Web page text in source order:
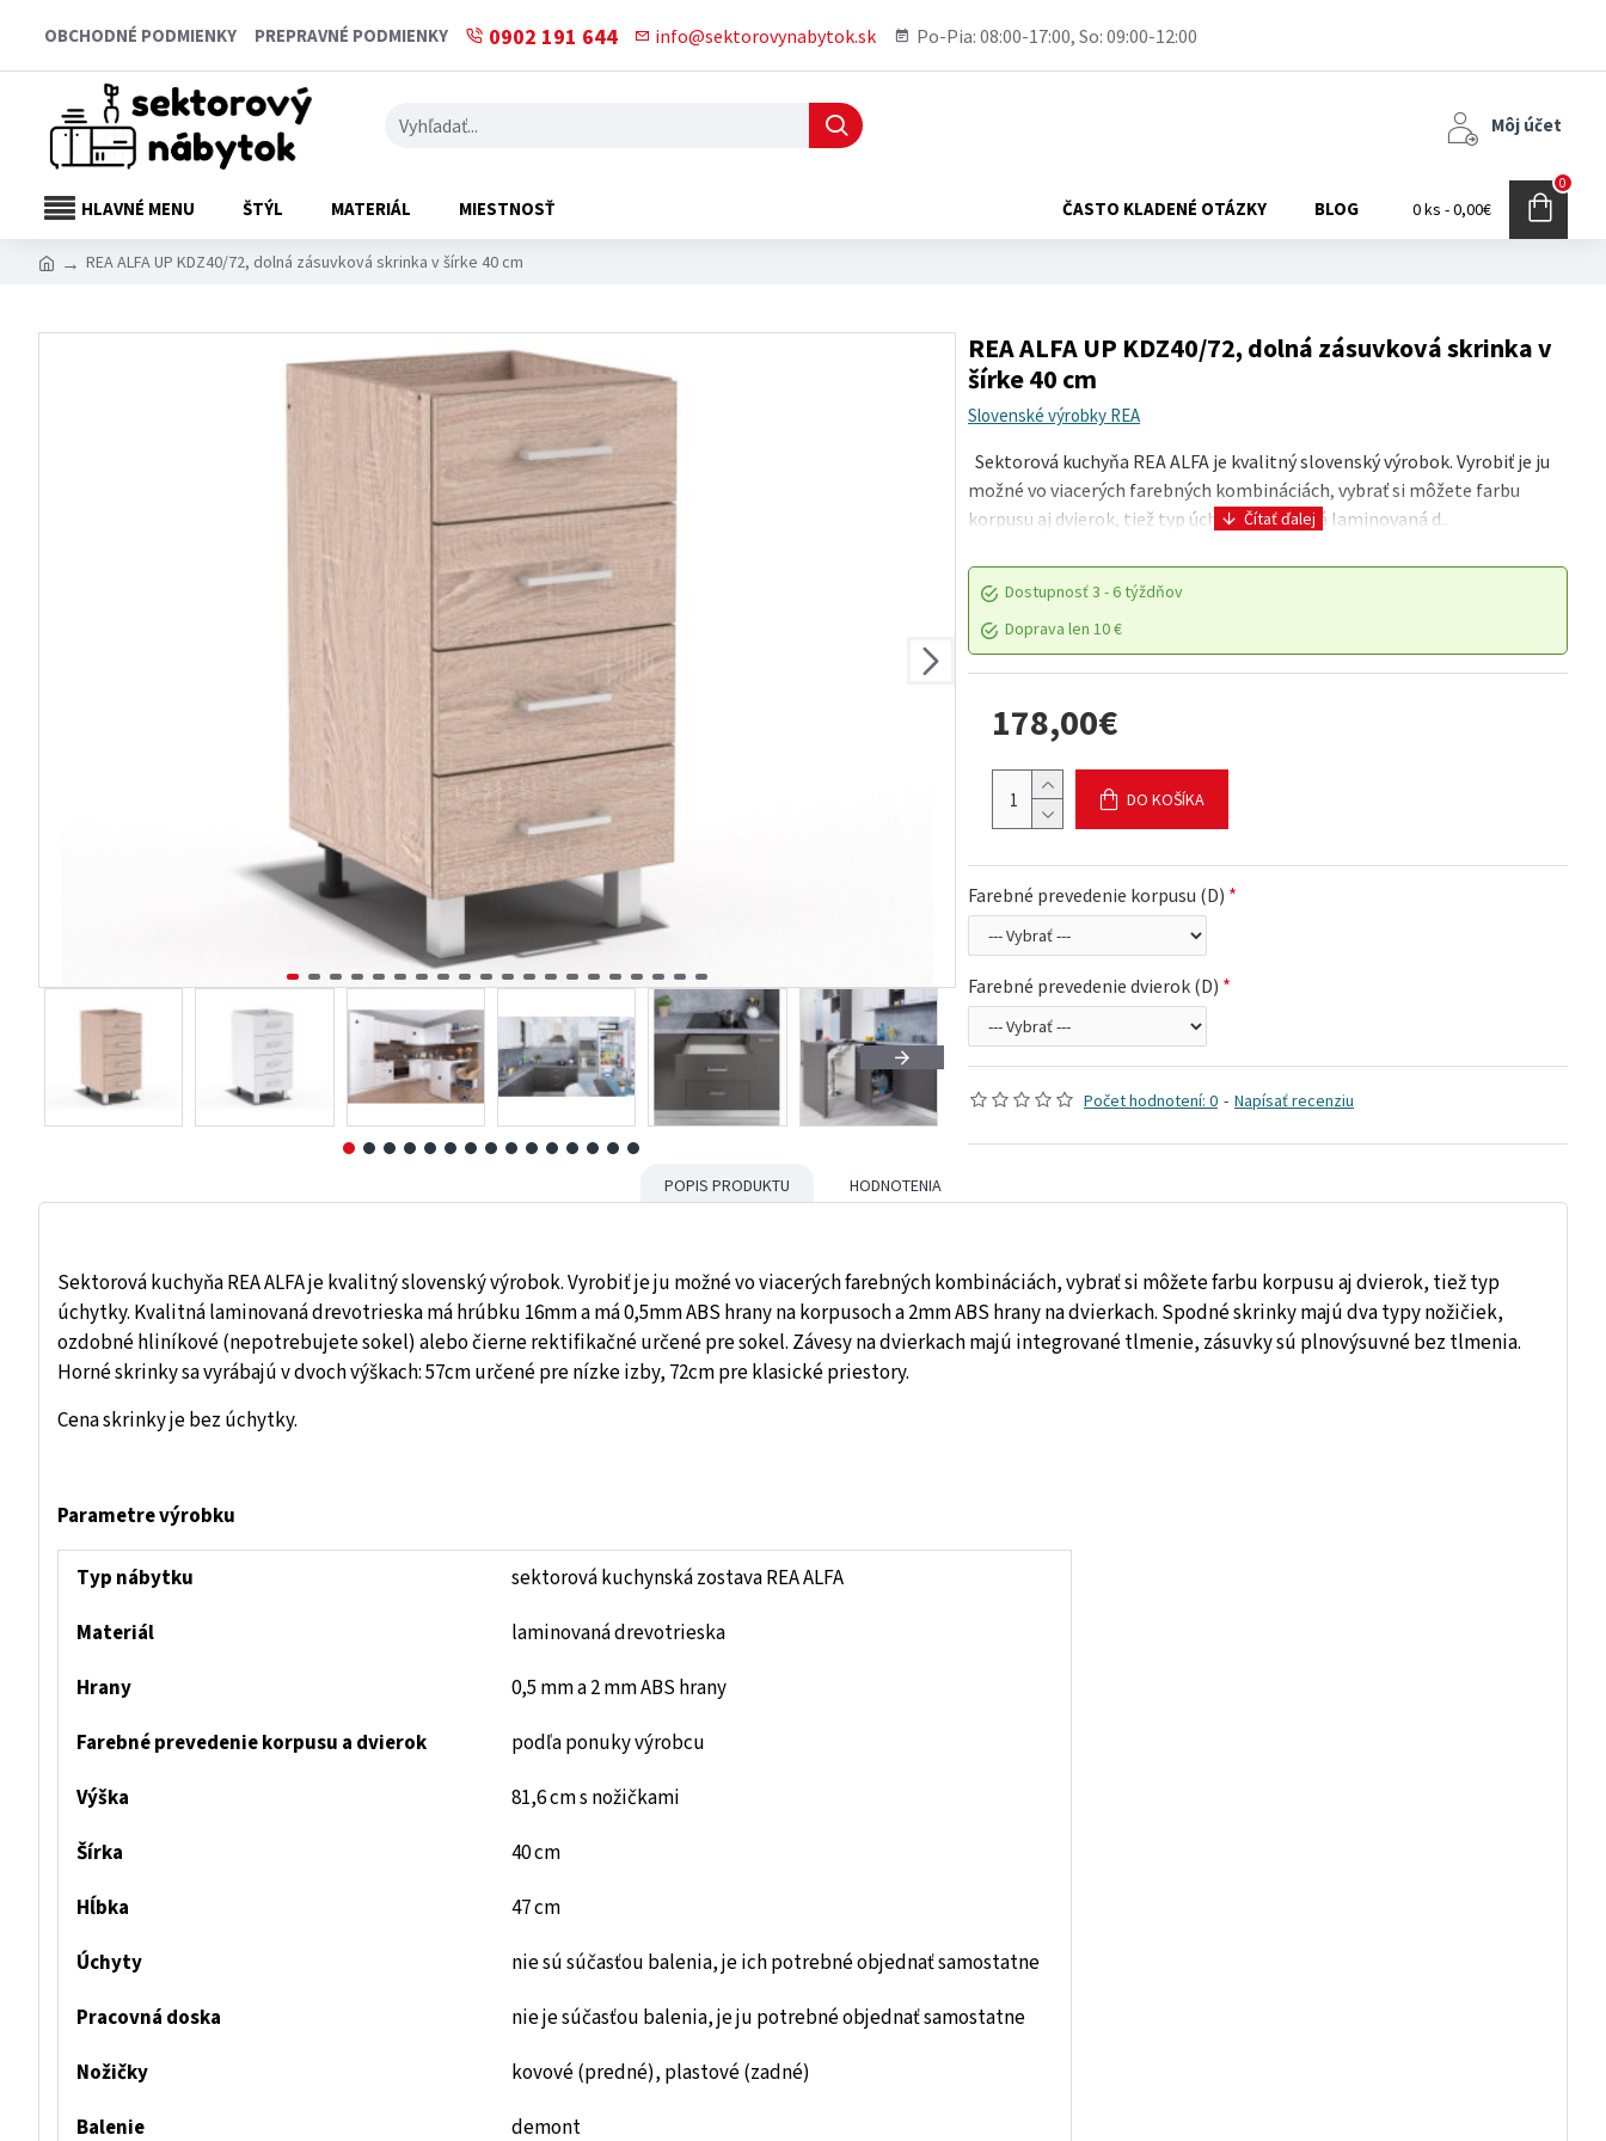
OBCHODNÉ PODMIENKY PREPRAVNÉ PODMIENKY 0902 191 644 info@sektorovynabytok.sk Po-Pia: 08:00-17:00, So: 09:00-12:00
Môj účet
HLAVNÉ MENU ŠTÝL MATERIÁL MIESTNOSŤ ČASTO KLADENÉ OTÁZKY BLOG 0 ks - 0,00€
0
REA ALFA UP KDZ40/72, dolná zásuvková skrinka v šírke 40 cm
REA ALFA UP KDZ40/72, dolná zásuvková skrinka v
šírke 40 cm
Slovenské výrobky REA
Sektorová kuchyňa REA ALFA je kvalitný slovenský výrobok. Vyrobiť je ju
možné vo viacerých farebných kombináciách, vybrať si môžete farbu
korpusu aj dvierok, tiež typ úchytky. Kvalitná laminovaná d..
Dostupnosť3 - 6 týždňov
Doprava len 10 €
Počet hodnotení: 0 - Napísať recenziu
178,00€
Farebné prevedenie korpusu (D)
Farebné prevedenie dvierok (D)
DO KOŠÍKA
POPIS PRODUKTU HODNOTENIA
Sektorová kuchyňa REA ALFA je kvalitný slovenský výrobok. Vyrobiť je ju možné vo viacerých farebných kombináciách, vybrať si môžete farbu korpusu aj dvierok, tiež typ
úchytky. Kvalitná laminovaná drevotrieska má hrúbku 16mm a má 0,5mm ABS hrany na korpusoch a 2mm ABS hrany na dvierkach. Spodné skrinky majú dva typy nožičiek,
ozdobné hliníkové (nepotrebujete sokel) alebo čierne rektifikačné určené pre sokel. Závesy na dvierkach majú integrované tlmenie, zásuvky sú plnovýsuvné bez tlmenia.
Horné skrinky sa vyrábajú v dvoch výškach: 57cm určené pre nízke izby, 72cm pre klasické priestory.
Cena skrinky je bez úchytky.
Parametre výrobku
Typ nábytku
sektorová kuchynská zostava REA ALFA
Materiál
laminovaná drevotrieska
Hrany
0,5 mm a 2 mm ABS hrany
Farebné prevedenie korpusu a dvierok
podľa ponuky výrobcu
Výška
81,6 cm s nožičkami
Šírka
40 cm
Hĺbka
47 cm
Úchyty
nie sú súčasťou balenia, je ich potrebné objednať samostatne
Pracovná doska
nie je súčasťou balenia, je ju potrebné objednať samostatne
Nožičky
kovové (predné), plastové (zadné)
Balenie
demont